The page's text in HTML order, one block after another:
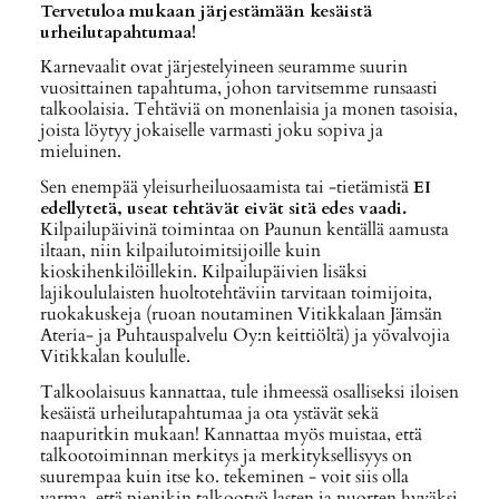
Tervetuloa mukaan järjestämään kesäistä
urheilutapahtumaa!
Karnevaalit ovat järjestelyineen seuramme suurin
vuosittainen tapahtuma, johon tarvitsemme runsaasti
talkoolaisia. Tehtäviä on monenlaisia ja monen tasoisia,
joista löytyy jokaiselle varmasti joku sopiva ja
mieluinen.
Sen enempää yleisurheiluosaamista tai -tietämistäEI
edellytetä, useat tehtävät eivät sitä edes vaadi.
Kilpailupäivinä toimintaa on Paunun kentällä aamusta
iltaan, niin kilpailutoimitsijoille kuin
kioskihenkilöillekin. Kilpailupäivien lisäksi
lajikoululaisten huoltotehtäviin tarvitaan toimijoita,
ruokakuskeja (ruoan noutaminen Vitikkalaan Jämsän
Ateria- ja Puhtauspalvelu Oy:n keittiöltä) ja yövalvojia
Vitikkalan koululle.
Talkoolaisuus kannattaa, tule ihmeessä osalliseksi iloisen
kesäistä urheilutapahtumaa ja ota ystävät sekä
naapuritkin mukaan! Kannattaa myös muistaa, että
talkootoiminnan merkitys ja merkityksellisyys on
suurempaa kuin itse ko. tekeminen - voit siis olla